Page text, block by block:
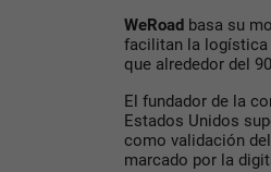
WeRoad basa su
facilitan la logística
que alrededor del
El fundador de la
Estados Unidos
como validación
marcado por la